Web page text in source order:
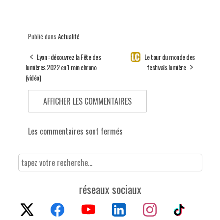
Publié dans Actualité
Lyon : découvrez la Fête des
lumières 2022 en 1 min chrono
(vidéo)
Le tour du monde des
festivals lumière
AFFICHER LES COMMENTAIRES
Les commentaires sont fermés
réseaux sociaux